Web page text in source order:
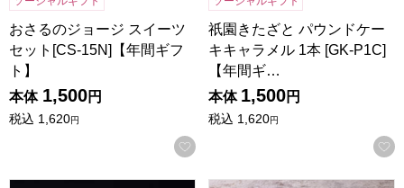
おさるのジョージ スイーツ
セット[CS-15N]【年間ギフ
ト】
本体 1,500円
税込 1,620円
お気に入りに登録する
祇園きたざと パウンドケー
キキャラメル 1本 [GK-P1C]
【年間ギ…
本体 1,500円
税込 1,620円